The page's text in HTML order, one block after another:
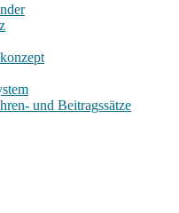
und Beitragssätze